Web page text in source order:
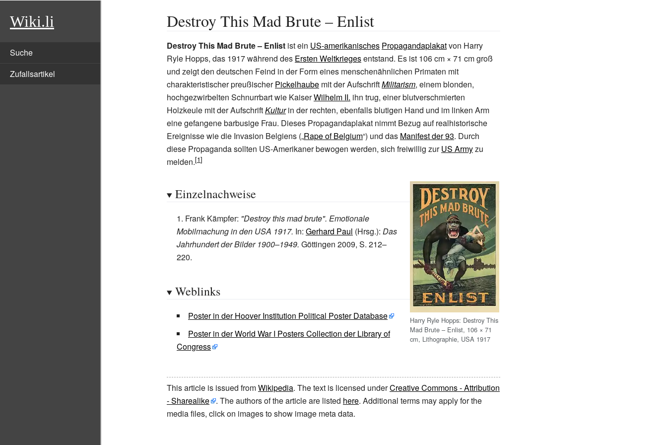
Wiki.li
Suche
Zufallsartikel
Destroy This Mad Brute – Enlist
Destroy This Mad Brute – Enlist ist ein US-amerikanisches Propagandaplakatvon Harry
Ryle Hopps, das 1917 während des Ersten Weltkriegesentstand. Es ist 106 cm × 71 cm groß
und zeigt den deutschen Feind in der Form eines menschenähnlichen Primaten mit
charakteristischer preußischerPickelhaube mit der AufschriftMilitarism, einem blonden,
hochgezwirbelten Schnurrbart wie KaiserWilhelm II. ihn trug, einer blutverschmierten
Holzkeule mit der AufschriftKulturin der rechten, ebenfalls blutigen Hand und im linken Arm
eine gefangene barbusige Frau. Dieses Propagandaplakat nimmt Bezug auf realhistorische
Ereignisse wie die Invasion Belgiens („Rape of Belgium“) und das Manifest der 93. Durch
diese Propaganda sollten US-Amerikaner bewogen werden, sich freiwillig zurUS Armyzu
melden.
Harry Ryle Hopps: Destroy This
Mad Brute – Enlist, 106 × 71
cm, Lithographie, USA 1917
Einzelnachweise
Frank Kämpfer: "Destroy this mad brute". Emotionale
Mobilmachung in den USA 1917. In: Gerhard Paul (Hrsg.): Das
Jahrhundert der Bilder 1900–1949. Göttingen 2009, S. 212–
220.
Weblinks
Poster in der Hoover Institution Political Poster Database
Poster in der World War I Posters Collection der Library of
Congress
This article is issued fromWikipedia. The text is licensed underCreative Commons - Attribution
- Sharealike
. The authors of the article are listed here. Additional terms may apply for the
media files, click on images to show image meta data.